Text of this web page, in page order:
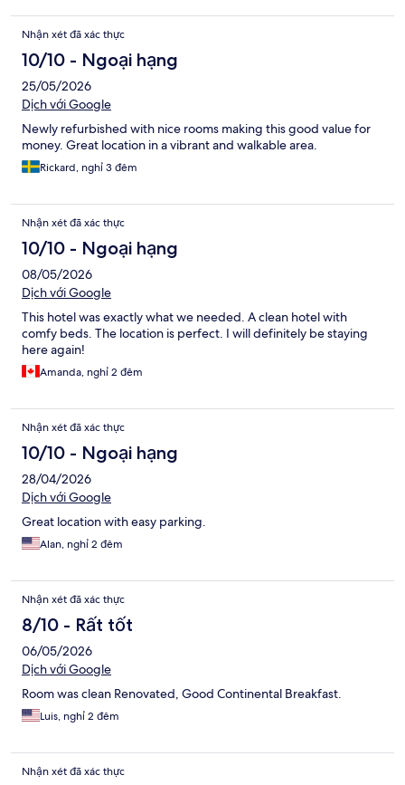
Nhận xét đã xác thực
10/10 - Ngoại hạng
25/05/2026
Dịch với Google
Newly refurbished with nice rooms making this good value for
money. Great location in a vibrant and walkable area.
Rickard, nghỉ 3 đêm
Nhận xét đã xác thực
10/10 - Ngoại hạng
08/05/2026
Dịch với Google
This hotel was exactly what we needed. A clean hotel with
comfy beds. The location is perfect. I will definitely be staying
here again!
Amanda, nghỉ 2 đêm
Nhận xét đã xác thực
10/10 - Ngoại hạng
28/04/2026
Dịch với Google
Great location with easy parking.
Alan, nghỉ 2 đêm
Nhận xét đã xác thực
8/10 - Rất tốt
06/05/2026
Dịch với Google
Room was clean Renovated, Good Continental Breakfast.
Luis, nghỉ 2 đêm
Nhận xét đã xác thực